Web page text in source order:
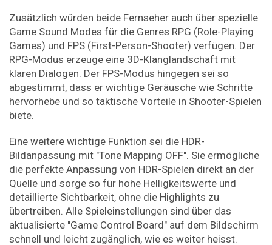
Zusätzlich würden beide Fernseher auch über spezielle
Game Sound Modes für die Genres RPG (Role-Playing
Games) und FPS (First-Person-Shooter) verfügen. Der
RPG-Modus erzeuge eine 3D-Klanglandschaft mit
klaren Dialogen. Der FPS-Modus hingegen sei so
abgestimmt, dass er wichtige Geräusche wie Schritte
hervorhebe und so taktische Vorteile in Shooter-Spielen
biete.
Eine weitere wichtige Funktion sei die HDR-
Bildanpassung mit "Tone Mapping OFF". Sie ermögliche
die perfekte Anpassung von HDR-Spielen direkt an der
Quelle und sorge so für hohe Helligkeitswerte und
detaillierte Sichtbarkeit, ohne die Highlights zu
übertreiben. Alle Spieleinstellungen sind über das
aktualisierte "Game Control Board" auf dem Bildschirm
schnell und leicht zugänglich, wie es weiter heisst.